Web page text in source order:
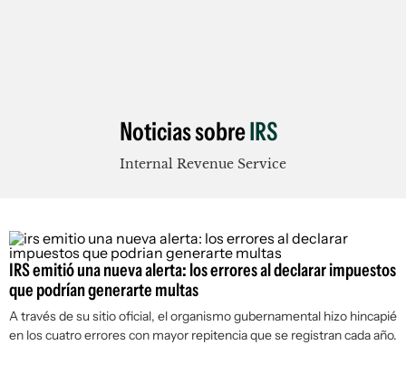
Noticias sobreIRS
Internal Revenue Service
IRS emitió una nueva alerta: los errores al declarar impuestos
que podrían generarte multas
A través de su sitio oficial, el organismo gubernamental hizo hincapié
en los cuatro errores con mayor repitencia que se registran cada año.